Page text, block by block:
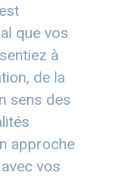
que vos
à
de la
sens des
approche
vos